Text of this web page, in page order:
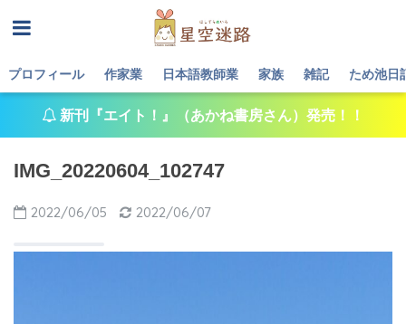
プロフィール 作家業 日本語教師業 家族 雑記 ため池日
新刊『エイト！』（あかね書房さん）発売！！
IMG_20220604_102747
2022/06/05 2022/06/07